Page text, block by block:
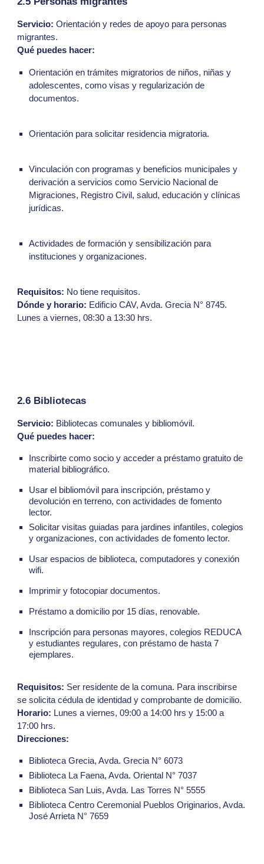
Servicio: Orientación y redes de apoyo para personas
migrantes.
Qué puedes hacer:
Orientación en trámites migratorios de niños, niñas y
adolescentes, como visas y regularización de
documentos.
Orientación para solicitar residencia migratoria.
Vinculación con programas y beneficios municipales y
derivación a servicios como Servicio Nacional de
Migraciones, Registro Civil, salud, educación y clínicas
jurídicas.
Actividades de formación y sensibilización para
instituciones y organizaciones.
Requisitos: No tiene requisitos.
Dónde y horario: Edificio CAV, Avda. Grecia N° 8745.
Lunes a viernes, 08:30 a 13:30 hrs.
2.6 Bibliotecas
Servicio: Bibliotecas comunales y bibliomóvil.
Qué puedes hacer:
Inscribirte como socio y acceder a préstamo gratuito de
material bibliográfico.
Usar el bibliomóvil para inscripción, préstamo y
devolución en terreno, con actividades de fomento
lector.
Solicitar visitas guiadas para jardines infantiles, colegios
y organizaciones, con actividades de fomento lector.
Usar espacios de biblioteca, computadores y conexión
wifi.
Imprimir y fotocopiar documentos.
Préstamo a domicilio por 15 días, renovable.
Inscripción para personas mayores, colegios REDUCA
y estudiantes regulares, con préstamo de hasta 7
ejemplares.
Requisitos: Ser residente de la comuna. Para inscribirse
se solicita cédula de identidad y comprobante de domicilio.
Horario: Lunes a viernes, 09:00 a 14:00 hrs y 15:00 a
17:00 hrs.
Direcciones:
Biblioteca Grecia, Avda. Grecia N° 6073
Biblioteca La Faena, Avda. Oriental N° 7037
Biblioteca San Luis, Avda. Las Torres N° 5555
Biblioteca Centro Ceremonial Pueblos Originarios, Avda.
José Arrieta N° 7659